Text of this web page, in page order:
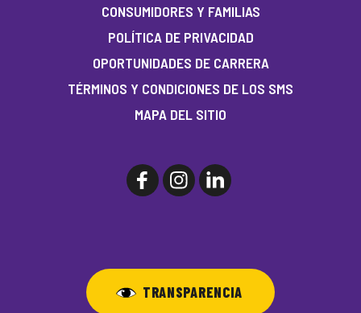
CONSUMIDORES Y FAMILIAS
POLÍTICA DE PRIVACIDAD
OPORTUNIDADES DE CARRERA
TÉRMINOS Y CONDICIONES DE LOS SMS
MAPA DEL SITIO
TRANSPARENCIA